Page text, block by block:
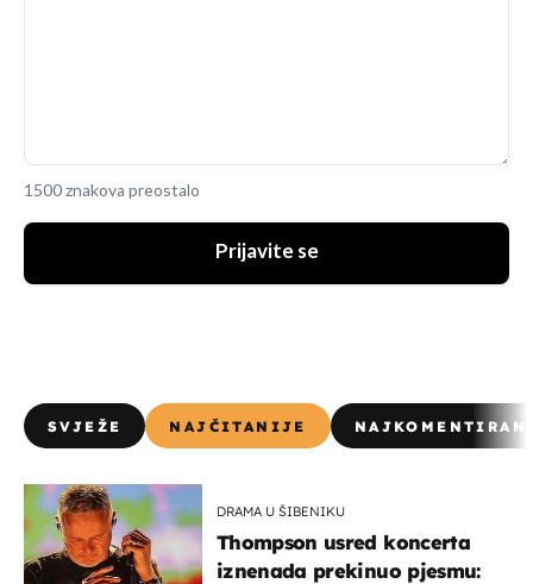
1500 znakova preostalo
Prijavite se
SVJEŽE NAJČITANIJE
DRAMA U ŠIBENIKU
Thompson usred koncerta
iznenada prekinuo pjesmu: